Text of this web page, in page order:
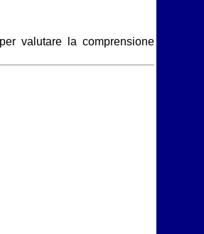
valutare la comprensione